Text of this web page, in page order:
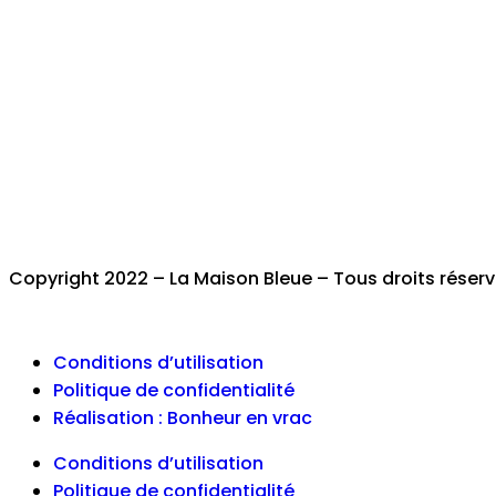
Copyright 2022 – La Maison Bleue – Tous droits
Conditions d’utilisation
Politique de confidentialité
Réalisation : Bonheur en vrac
Conditions d’utilisation
Politique de confidentialité